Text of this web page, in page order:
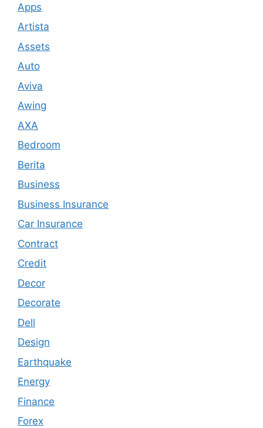
Apps
Artista
Assets
Auto
Aviva
Awing
AXA
Bedroom
Berita
Business
Business Insurance
Car Insurance
Contract
Credit
Decor
Decorate
Dell
Design
Earthquake
Energy
Finance
Forex